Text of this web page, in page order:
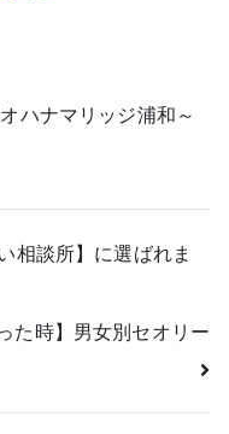
ハナマリッジ浦和～
相談所】に選ばれま
た時】男女別セオリー